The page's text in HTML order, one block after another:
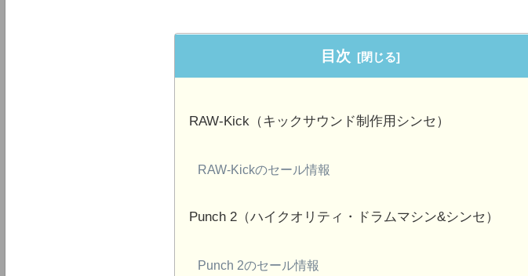
目次
RAW-Kick（キックサウンド制作用シンセ）
RAW-Kickのセール情報
Punch 2（ハイクオリティ・ドラムマシン&シンセ）
Punch 2のセール情報